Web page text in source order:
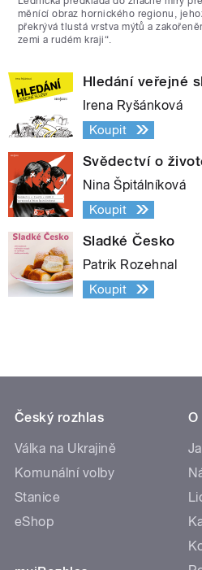
měnící obraz hornického regionu,
překrývá tlustá vrstva mýtů a
zemi a rudém kraji“.
Hledání veřejné
Irena Ryšánková
Koupit
Svědectví o
Nina Špitálníková
Koupit
Sladké Česko
Patrik Rozehnal
Koupit
Český rozhlas
Válka na Ukrajině
Komunální volby
Stanice
eShop
O